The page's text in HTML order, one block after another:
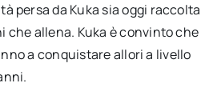
persa da Kuka sia oggi raccolta
che allena. Kuka è convinto che
a conquistare allori a livello